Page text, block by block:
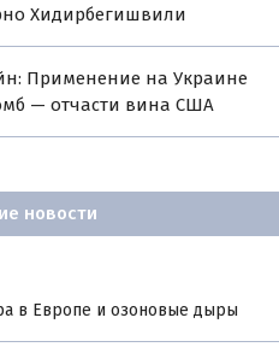
Хидирбегишвили
Применение на Украине
— отчасти вина США
новости
в Европе и озоновые дыры